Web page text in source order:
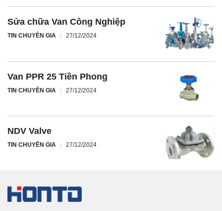
Sửa chữa Van Công Nghiệp
TIN CHUYÊN GIA 27/12/2024
Van PPR 25 Tiền Phong
TIN CHUYÊN GIA 27/12/2024
NDV Valve
TIN CHUYÊN GIA 27/12/2024